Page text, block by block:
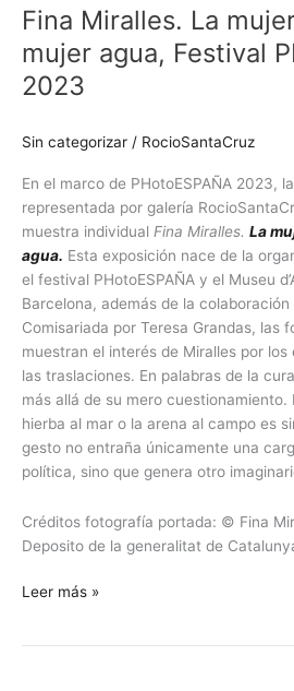
Fina Miralles. La
mujer agua, Festival
2023
Sin categorizar / RocioSantaCruz
En el marco de PHotoESPAÑA 2023,
representada por galería
muestra individual Fina Miralles. La
agua. Esta exposición nace de la
el festival PHotoESPAÑA y el Museu
Barcelona, además de la colaboración
Comisariada por Teresa Grandas, las
muestran el interés de Miralles por
las traslaciones. En palabras de la
más allá de su mero cuestionamiento.
hierba al mar o la arena al campo es
gesto no entraña únicamente una
política, sino que genera otro
Créditos fotografía portada: © Fina
Deposito de la generalitat de
Festival
PHotoESPAÑA
2023
Leer más »